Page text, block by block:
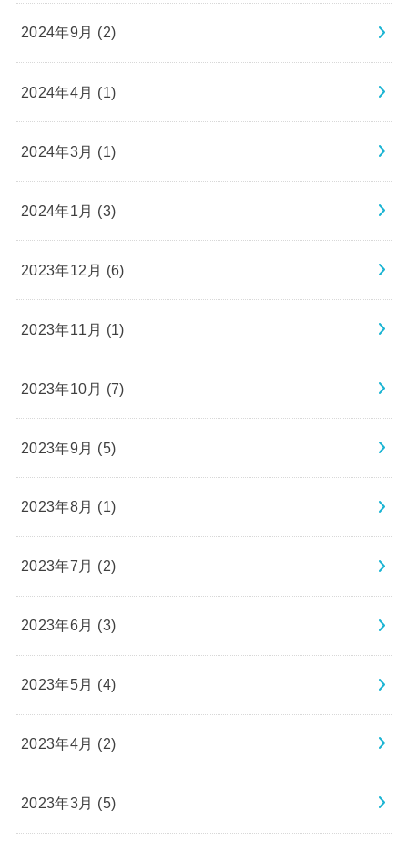
2024年9月 (2)
2024年4月 (1)
2024年3月 (1)
2024年1月 (3)
2023年12月 (6)
2023年11月 (1)
2023年10月 (7)
2023年9月 (5)
2023年8月 (1)
2023年7月 (2)
2023年6月 (3)
2023年5月 (4)
2023年4月 (2)
2023年3月 (5)